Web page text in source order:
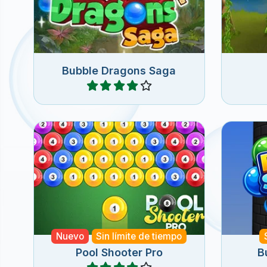
Bubble Dragons Saga
huevos del dragón.
Jugar
Nuevo Sin límite de tiempo
Pool Shooter Pro
Juego de disparar burbujas con
bolas de billar.
Jugar